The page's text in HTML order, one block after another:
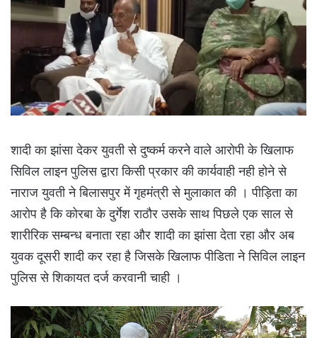
शादी का झांसा देकर युवती से दुष्कर्म करने वाले आरोपी के खिलाफ
सिविल लाइन पुलिस द्वारा किसी प्रकार की कार्यवाही नही होने से
नाराज युवती ने बिलासपुर में गृहमंत्री से मुलाकात की । पीड़िता का
आरोप है कि कोरबा के दुर्गेश राठौर उसके साथ पिछले एक साल से
शारीरिक सम्बन्ध बनाता रहा और शादी का झांसा देता रहा और अब
युवक दूसरी शादी कर रहा है जिसके खिलाफ पीडिता ने सिविल लाइन
पुलिस से शिकायत दर्ज करवानी चाही ।